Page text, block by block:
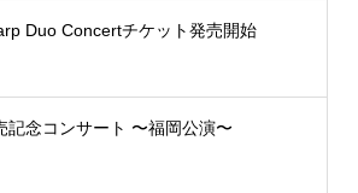
Duo Concertチケット発売開始
記念コンサート 〜福岡公演〜